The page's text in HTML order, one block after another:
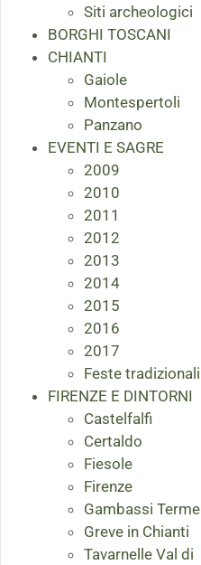
Siti archeologici
BORGHI TOSCANI
CHIANTI
Gaiole
Montespertoli
Panzano
EVENTI E SAGRE
2009
2010
2011
2012
2013
2014
2015
2016
2017
Feste tradizionali
FIRENZE E DINTORNI
Castelfalfi
Certaldo
Fiesole
Firenze
Gambassi Terme
Greve in Chianti
Tavarnelle Val di